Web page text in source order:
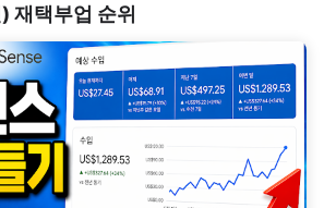
재택부업 순위